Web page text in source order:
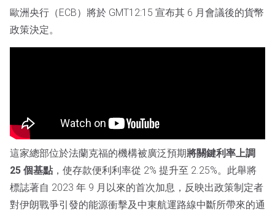
歐洲央行（ECB）將於 GMT12:15 宣布其 6 月會議後的貨幣
政策決定。
這家總部位於法蘭克福的機構被廣泛預期將關鍵利率上調
25 個基點 ，使存款便利利率從 2% 提升至 2.25%。此舉將
標誌著自 2023 年 9 月以來的首次加息，反映出政策制定者
對伊朗戰爭引發的能源衝擊及中東航運路線中斷所帶來的通